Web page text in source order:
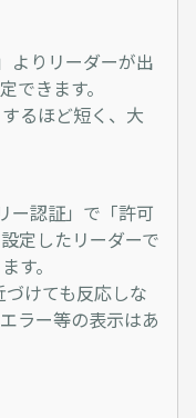
よりリーダーが出
きます。
るほど短く、大
ー認証」で「許可
定したリーダーで
す。
けても反応しな
ラー等の表示はあ